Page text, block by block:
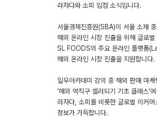
라자다와 소피 입점 소식입니다.
서울경제진흥원(SBA)이 서울 소재 중
해외 온라인 시장 진출을 위해 글로
SL FOODS의 주요 온라인 플랫폼
해외 온라인 시장 진출을 지원합니다.
일우아카데미 강의 중 해외 판매 마
‘해외 역직구 셀러되기 기초 클래스’
라자다, 소피를 비롯한 글로벌 이커머
정보가 가득합니다.